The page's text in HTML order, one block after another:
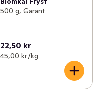
500 g, Garant
22,50 kr
45,00 kr /kg